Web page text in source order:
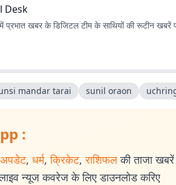
Desk
खबर के डिजिटल टीम के साथियों की रूटीन खबरें
mandar tarai sunil oraon
:
, धर्म, क्रिकेट, राशिफल की ताजा
न्यूज कवरेज के लिए डाउनलोड करिए